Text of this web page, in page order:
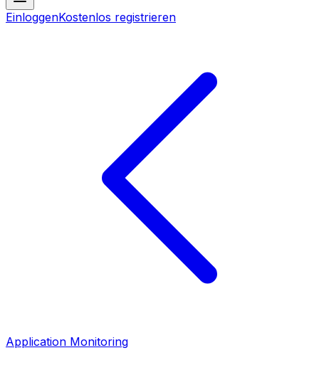
EinloggenKostenlos registrieren
Application Monitoring